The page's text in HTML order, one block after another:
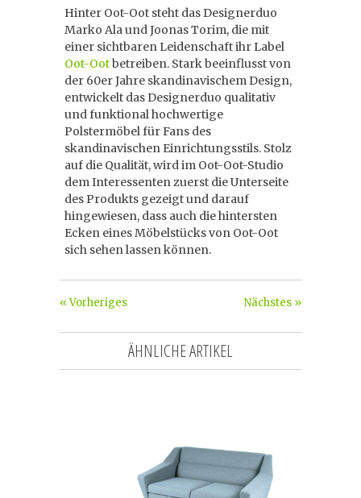
Hinter Oot-Oot steht das Designerduo
Marko Ala und Joonas Torim, die mit
einer sichtbaren Leidenschaft ihr Label
Oot-Ootbetreiben. Stark beeinflusst von
der 60er Jahre skandinavischem Design,
entwickelt das Designerduo qualitativ
und funktional hochwertige
Polstermöbel für Fans des
skandinavischen Einrichtungsstils. Stolz
auf die Qualität, wird im Oot-Oot-Studio
dem Interessenten zuerst die Unterseite
des Produkts gezeigt und darauf
hingewiesen, dass auch die hintersten
Ecken eines Möbelstücks von Oot-Oot
sich sehen lassen können.
Nächstes »
« Vorheriges
ÄHNLICHE ARTIKEL